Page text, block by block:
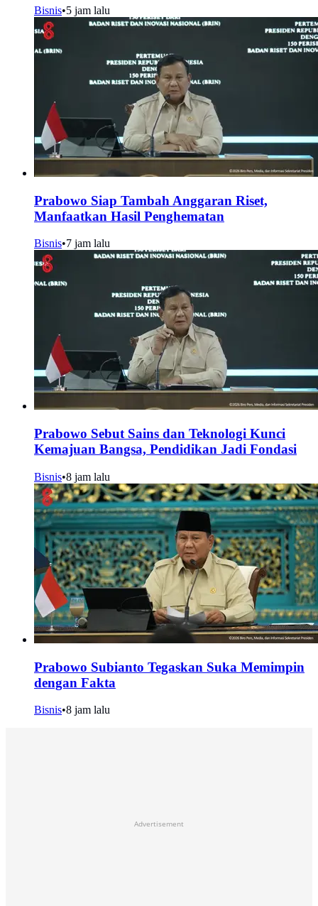
Bisnis•5 jam lalu
Prabowo Siap Tambah Anggaran Riset,
Manfaatkan Hasil Penghematan
Bisnis•7 jam lalu
Prabowo Sebut Sains dan Teknologi Kunci
Kemajuan Bangsa, Pendidikan Jadi Fondasi
Bisnis•8 jam lalu
Prabowo Subianto Tegaskan Suka Memimpin
dengan Fakta
Bisnis•8 jam lalu
Advertisement